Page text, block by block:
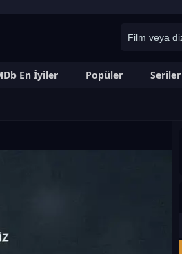
En İyiler Popüler Seriler